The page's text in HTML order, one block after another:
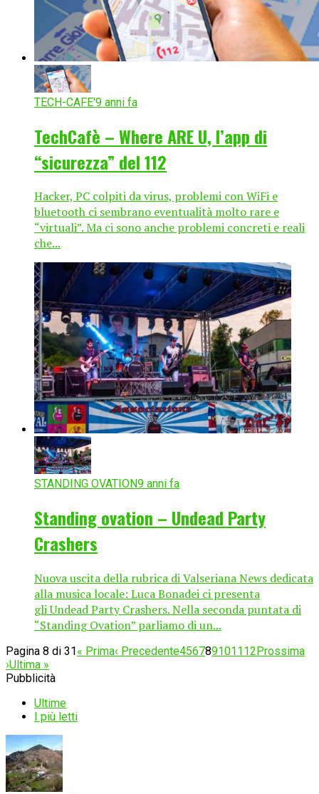
TECH-CAFE'9 anni fa
TechCafè – Where ARE U, l’app di
“sicurezza” del 112
Hacker, PC colpiti da virus, problemi con WiFi e
bluetooth ci sembrano eventualità molto rare e
“virtuali”. Ma ci sono anche problemi concreti e reali
che...
STANDING OVATION9 anni fa
Standing ovation – Undead Party
Crashers
Nuova uscita della rubrica di Valseriana News dedicata
alla musica locale: Luca Bonadei ci presenta
gli Undead Party Crashers. Nella seconda puntata di
“Standing Ovation” parliamo di un...
Pagina 8 di 31 « Prima‹ Precedente4567891011 12 Prossima
›Ultima »
Pubblicità
Ultime
I più letti